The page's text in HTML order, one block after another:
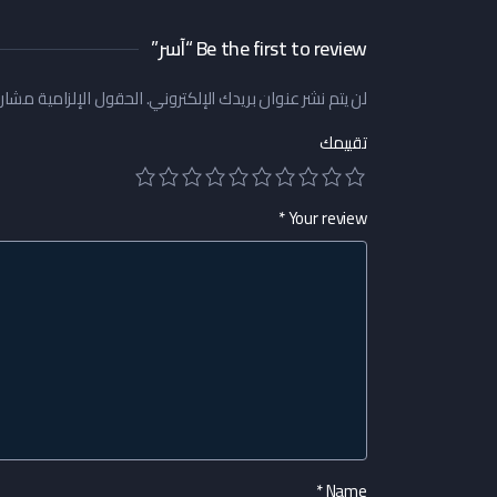
Be the first to review “آسر”
لن يتم نشر عنوان بريدك الإلكتروني.الحقول الإلزامية مشار
تقييمك
Your review
*